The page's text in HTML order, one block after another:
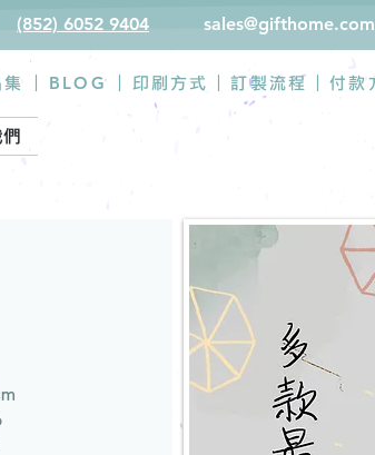
(852) 6052 9404
BLOG 印刷方式 |訂製流程 付款